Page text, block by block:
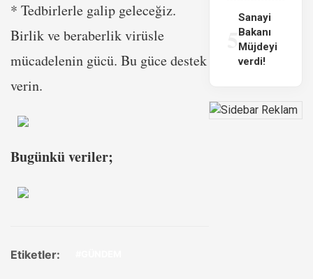
* Tedbirlerle galip geleceğiz.
Birlik ve beraberlik virüsle
mücadelenin gücü. Bu güce destek
verin.
Bugünkü veriler;
Etiketler:
Sanayi
Bakanı
Müjdeyi
verdi!